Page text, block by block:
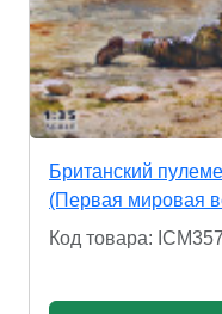
Британский
(Первая мировая
Код товара: